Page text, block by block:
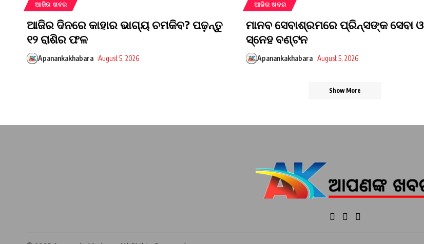
ଆଜିର ଖବର
ଆଜିର ଦିନରେ କାହାର ଭାଗ୍ୟ ଚମକିବ? ପଢ଼ନ୍ତୁ
୧୨ ରାଶିର ଫଳ
Apanankakhabara August 5, 2026
ଆଜିର ଖବର
ମାନବ ସେବାଶ୍ରମରେ ପ୍ରିନ୍ସଙ୍କ ସେବା ଓ
ସ୍ନେହ ବଣ୍ଟନ
Apanankakhabara August 5, 2026
Show More